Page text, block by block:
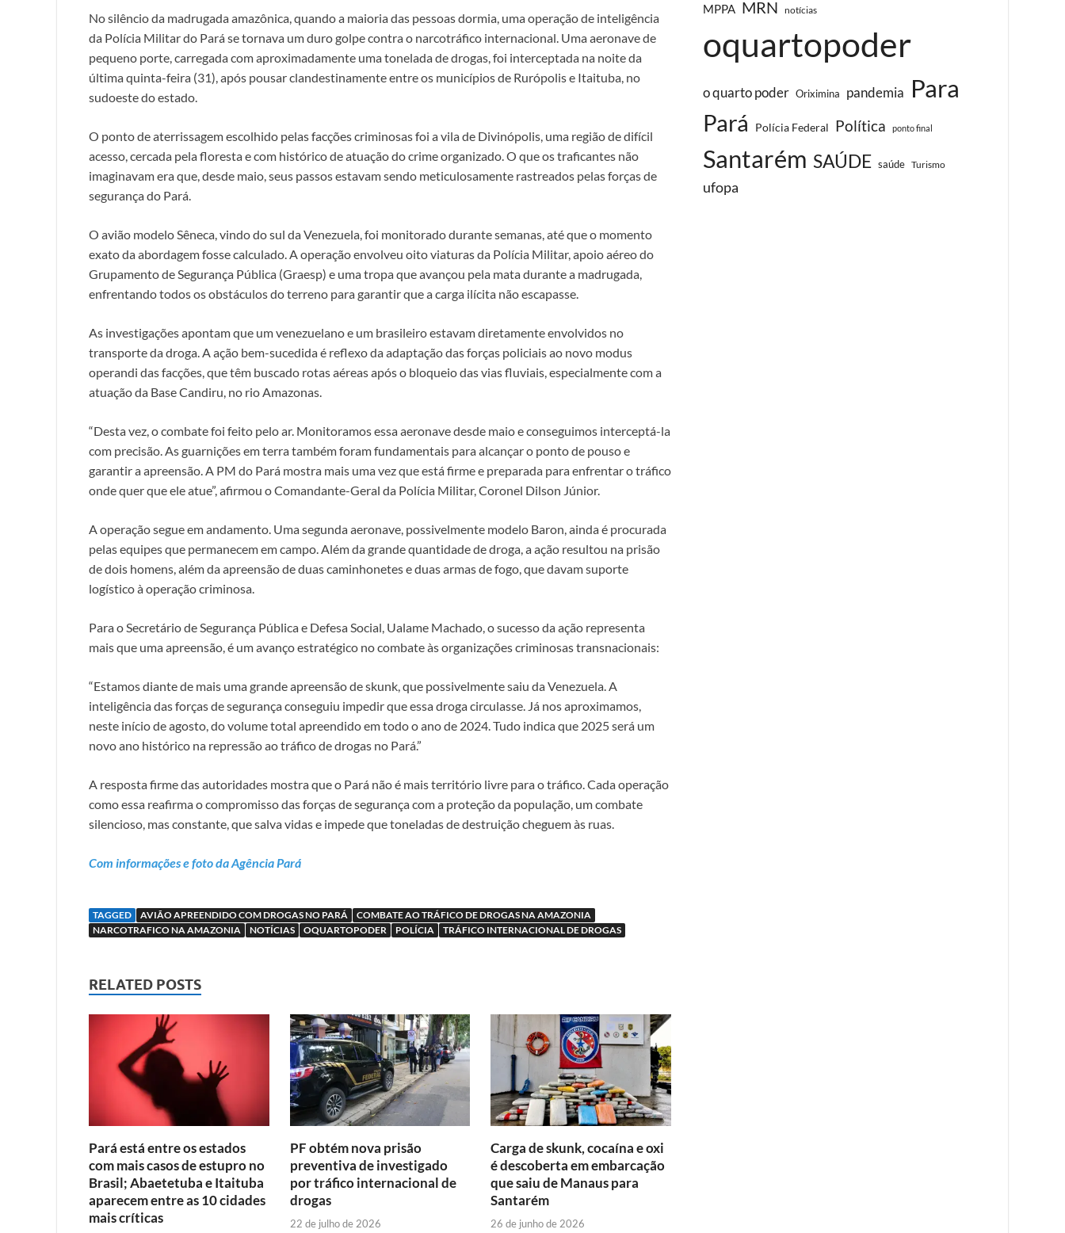
No silêncio da madrugada amazônica, quando a maioria das pessoas dormia, uma operação de inteligência
da Polícia Militar do Pará se tornava um duro golpe contra o narcotráfico internacional. Uma aeronave de
pequeno porte, carregada com aproximadamente uma tonelada de drogas, foi interceptada na noite da
última quinta-feira (31), após pousar clandestinamente entre os municípios de Rurópolis e Itaituba, no
sudoeste do estado.
O ponto de aterrissagem escolhido pelas facções criminosas foi a vila de Divinópolis, uma região de difícil
acesso, cercada pela floresta e com histórico de atuação do crime organizado. O que os traficantes não
imaginavam era que, desde maio, seus passos estavam sendo meticulosamente rastreados pelas forças de
segurança do Pará.
O avião modelo Sêneca, vindo do sul da Venezuela, foi monitorado durante semanas, até que o momento
exato da abordagem fosse calculado. A operação envolveu oito viaturas da Polícia Militar, apoio aéreo do
Grupamento de Segurança Pública (Graesp) e uma tropa que avançou pela mata durante a madrugada,
enfrentando todos os obstáculos do terreno para garantir que a carga ilícita não escapasse.
As investigações apontam que um venezuelano e um brasileiro estavam diretamente envolvidos no
transporte da droga. A ação bem-sucedida é reflexo da adaptação das forças policiais ao novo modus
operandi das facções, que têm buscado rotas aéreas após o bloqueio das vias fluviais, especialmente com a
atuação da Base Candiru, no rio Amazonas.
“Desta vez, o combate foi feito pelo ar. Monitoramos essa aeronave desde maio e conseguimos interceptá-la
com precisão. As guarnições em terra também foram fundamentais para alcançar o ponto de pouso e
garantir a apreensão. A PM do Pará mostra mais uma vez que está firme e preparada para enfrentar o tráfico
onde quer que ele atue”, afirmou o Comandante-Geral da Polícia Militar, Coronel Dilson Júnior.
A operação segue em andamento. Uma segunda aeronave, possivelmente modelo Baron, ainda é procurada
pelas equipes que permanecem em campo. Além da grande quantidade de droga, a ação resultou na prisão
de dois homens, além da apreensão de duas caminhonetes e duas armas de fogo, que davam suporte
logístico à operação criminosa.
Para o Secretário de Segurança Pública e Defesa Social, Ualame Machado, o sucesso da ação representa
mais que uma apreensão, é um avanço estratégico no combate às organizações criminosas transnacionais:
“Estamos diante de mais uma grande apreensão de skunk, que possivelmente saiu da Venezuela. A
inteligência das forças de segurança conseguiu impedir que essa droga circulasse. Já nos aproximamos,
neste início de agosto, do volume total apreendido em todo o ano de 2024. Tudo indica que 2025 será um
novo ano histórico na repressão ao tráfico de drogas no Pará.”
A resposta firme das autoridades mostra que o Pará não é mais território livre para o tráfico. Cada operação
como essa reafirma o compromisso das forças de segurança com a proteção da população, um combate
silencioso, mas constante, que salva vidas e impede que toneladas de destruição cheguem às ruas.
Com informações e foto da Agência Pará
TAGGED AVIÃO APREENDIDO COM DROGAS NO PARÁ
COMBATE AO TRÁFICO DE DROGAS NA AMAZONIA
NARCOTRAFICO NA AMAZONIA
NOTÍCIAS OQUARTOPODER POLÍCIA TRÁFICO INTERNACIONAL DE DROGAS
RELATED POSTS
Pará está entre os estados
com mais casos de estupro no
Brasil; Abaetetuba e Itaituba
aparecem entre as 10 cidades
mais críticas
PF obtém nova prisão
preventiva de investigado
por tráfico internacional de
drogas
22 de julho de 2026
Carga de skunk, cocaína e oxi
é descoberta em embarcação
que saiu de Manaus para
Santarém
26 de junho de 2026
MPPA MRN notícias
oquartopoder
o quarto poder Oriximina pandemia Para
Pará Polícia Federal Política ponto final
Santarém SAÚDE saúde Turismo
ufopa